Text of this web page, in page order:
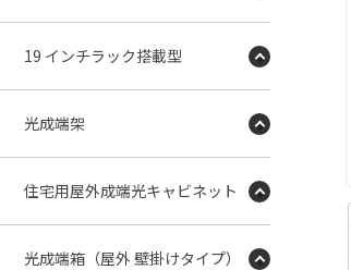
19 インチラック搭載型
光成端架
住宅用屋外成端光キャビネット
光成端箱（屋外 壁掛けタイプ）